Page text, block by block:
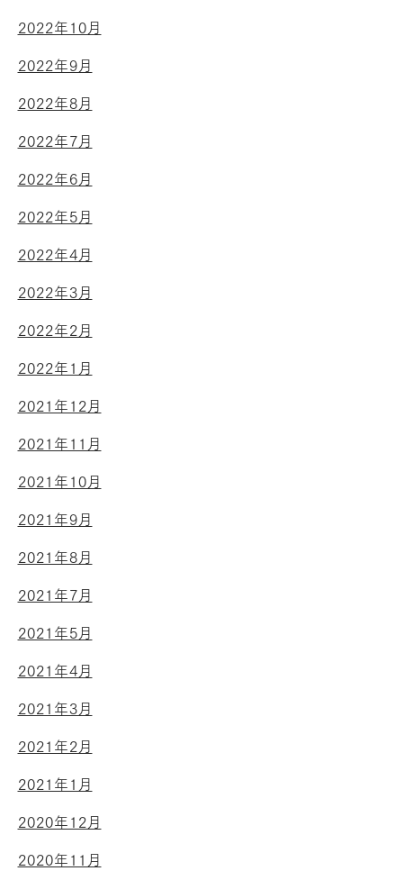
2022年10月
2022年9月
2022年8月
2022年7月
2022年6月
2022年5月
2022年4月
2022年3月
2022年2月
2022年1月
2021年12月
2021年11月
2021年10月
2021年9月
2021年8月
2021年7月
2021年5月
2021年4月
2021年3月
2021年2月
2021年1月
2020年12月
2020年11月